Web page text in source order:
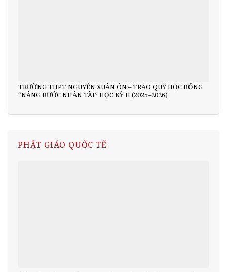
TRƯỜNG THPT NGUYỄN XUÂN ÔN – TRAO QUỸ HỌC BỔNG
“NÂNG BƯỚC NHÂN TÀI” HỌC KỲ II (2025–2026)
PHẬT GIÁO QUỐC TẾ